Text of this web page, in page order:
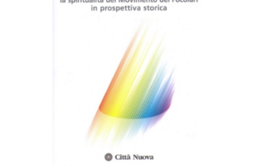
LEGGI TUTTO